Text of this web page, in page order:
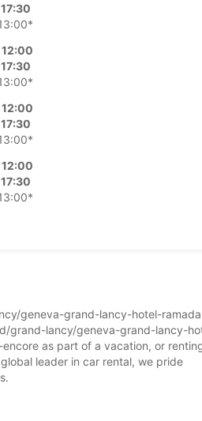
3044422
geneva-grand-lancy-hotel-
grand-lancy/geneva-grand-lancy-
as part of a vacation, or
leader in car rental, we pride